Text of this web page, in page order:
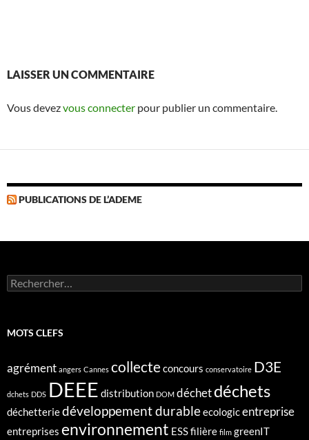
LAISSER UN COMMENTAIRE
Vous devezvous connecter pour publier un commentaire.
PUBLICATIONS DE L’ADEME
Rechercher :
MOTS CLEFS
agrément angers Cannes collecteconcours conservatoire D3E
dchets DDS DEEE distribution DOM déchetdéchets
déchetteriedéveloppement durableecologicentreprise
entreprises environnement ESSfilière film greenIT